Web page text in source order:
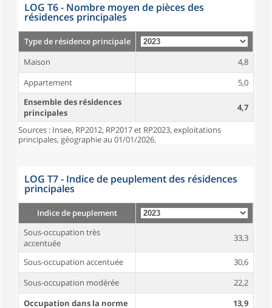
LOG T6 - Nombre moyen de pièces des
résidences principales
Type de résidence principale
Maison
4,8
Appartement
5,0
Ensemble des résidences
principales
4,7
Sources : Insee, RP2012, RP2017 et RP2023, exploitations
principales, géographie au 01/01/2026.
LOG T7 - Indice de peuplement des résidences
principales
Indice de peuplement
Sous-occupation très
accentuée
33,3
Sous-occupation accentuée
30,6
Sous-occupation modérée
22,2
Occupation dans la norme
13,9